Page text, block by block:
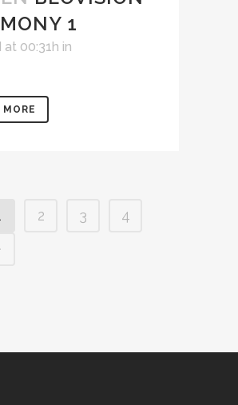
1
at 00:31h in
MORE
2 3
4